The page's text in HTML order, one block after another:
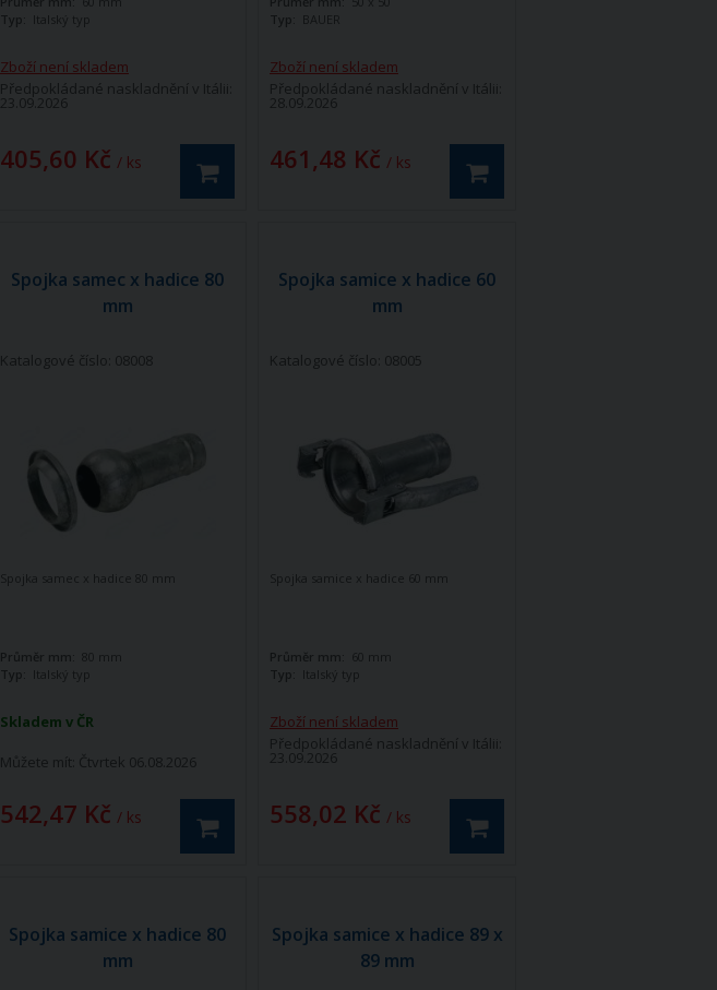
Zboží není skladem
Předpokládané naskladnění v Itálii:
23.09.2026
405,60 Kč / ks
Typ: Italský typ
Zboží není skladem
Předpokládané naskladnění v Itálii:
28.09.2026
461,48 Kč / ks
Typ: BAUER
Spojka samec x hadice 80
mm
Katalogové číslo: 08008
Skladem v ČR
Můžete mít: Čtvrtek 06.08.2026
542,47 Kč / ks
Spojka samec x hadice 80 mm
Průměr mm:
80 mm
Typ: Italský typ
Spojka samice x hadice 60
mm
Katalogové číslo: 08005
Zboží není skladem
Předpokládané naskladnění v Itálii:
23.09.2026
558,02 Kč / ks
Spojka samice x hadice 60 mm
Průměr mm: 60 mm
Typ: Italský typ
Spojka samice x hadice 80
mm
Spojka samice x hadice 89 x
89 mm